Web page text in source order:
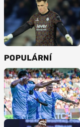
POPULÁRNÍ